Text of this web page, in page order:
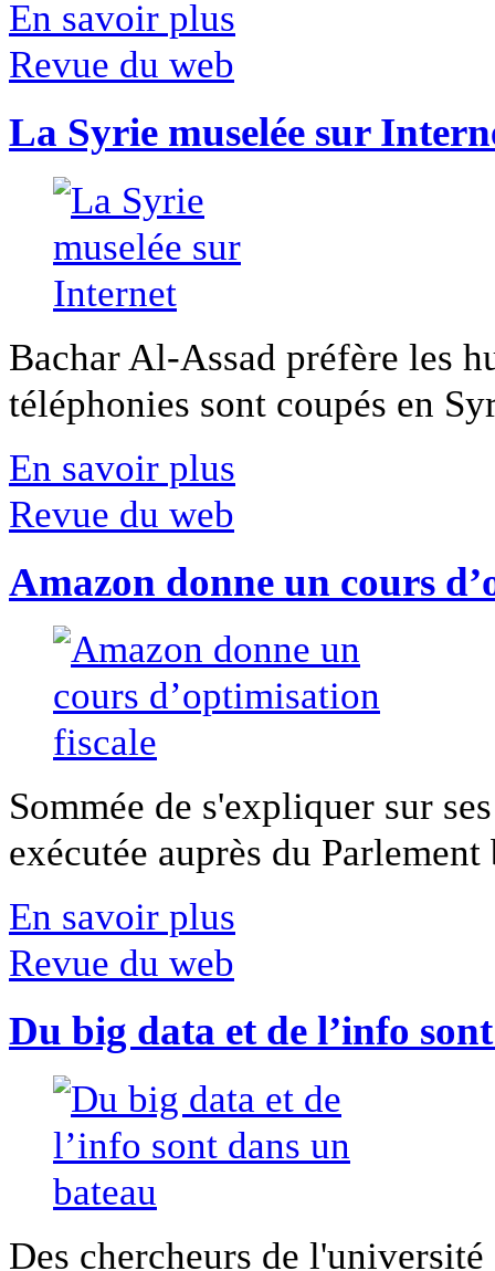
En savoir plus
Revue du web
La Syrie muselée sur
Bachar Al-Assad préfère les
téléphonies sont coupés en
En savoir plus
Revue du web
Amazon donne un cours
Sommée de s'expliquer sur
exécutée auprès du
En savoir plus
Revue du web
Du big data et de l’info
Des chercheurs de